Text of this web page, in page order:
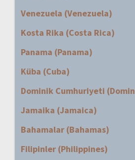
Venezuela (Venezuela)
Kosta Rika (Costa Rica)
Panama (Panama)
Küba (Cuba)
Dominik Cumhuriyeti
Jamaika (Jamaica)
Bahamalar (Bahamas)
Filipinler (Philippines)